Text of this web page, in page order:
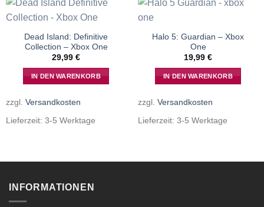
Dead Island: Definitive
Collection – Xbox One
29,99 €
IN DEN WARENKORB
zzgl. Versandkosten
Lieferzeit: 3-5 Werktage
Halo 5: Guardian – Xbox
One
19,99 €
IN DEN WARENKORB
zzgl. Versandkosten
Lieferzeit: 3-5 Werktage
INFORMATIONEN